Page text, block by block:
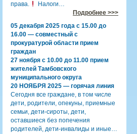
права.
Налоги…
Подробнее >>>
05 декабря 2025 года с 15.00 до
16.00 — совместный с
прокуратурой области прием
граждан
27 ноября с 10.00 до 11.00 прием
жителей Тамбовского
муниципального округа
20 НОЯБРЯ 2025 — горячая линия
Сегодня все граждане, в том числе
дети, родители, опекуны, приемные
семьи, дети-сироты, дети,
оставшиеся без попечения
родителей, дети-инвалиды и иные…